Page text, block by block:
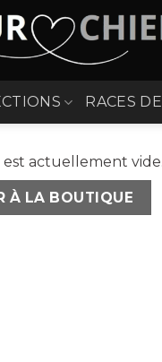
RACES
est actuellement vide.
À LA BOUTIQUE